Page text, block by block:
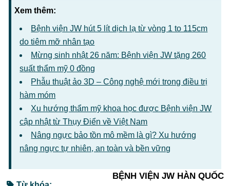
Xem thêm:
Bệnh viện JW hút 5 lít dịch lạ từ vòng 1 to 115cm
do tiêm mỡ nhân tạo
Mừng sinh nhật 26 năm: Bệnh viện JW tặng 260
suất thẩm mỹ 0 đồng
Phẫu thuật ảo 3D – Công nghệ mới trong điều trị
hàm móm
Xu hướng thẩm mỹ khoa học được Bệnh viện JW
cập nhật từ Thụy Điển về Việt Nam
Nâng ngực bảo tồn mô mềm là gì? Xu hướng
nâng ngực tự nhiên, an toàn và bền vững
BỆNH VIỆN JW HÀN QUỐC